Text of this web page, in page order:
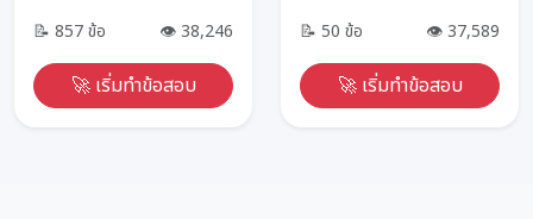
📝 857 ข้อ 👁 38,246
🚀 เริ่มทำข้อสอบ
📝 50 ข้อ 👁 37,589
🚀 เริ่มทำข้อสอบ